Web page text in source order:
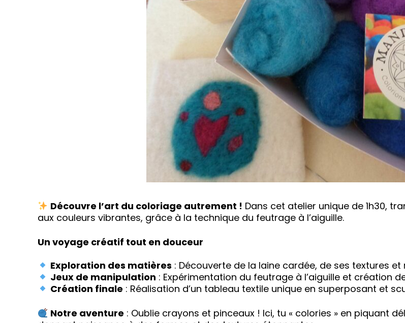
Découvre l’art du coloriage autrement ! Dans cet atelier unique de 1h30,
aux couleurs vibrantes, grâce à la technique du feutrage à l’aiguille.
Un voyage créatif tout en douceur
Exploration des matières : Découverte de la laine cardée, de ses textures
Jeux de manipulation : Expérimentation du feutrage à l’aiguille et création
Création finale : Réalisation d’un tableau textile unique en superposant et
Notre aventure : Oublie crayons et pinceaux ! Ici, tu « colories » en piquant